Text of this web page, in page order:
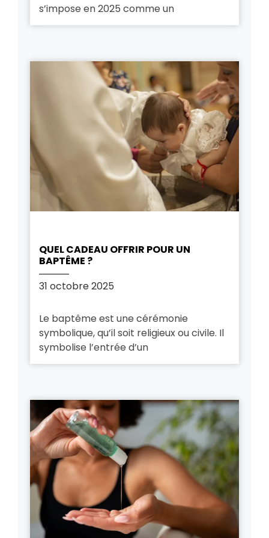
s’impose en 2025 comme un
QUEL CADEAU OFFRIR POUR UN
BAPTÊME ?
31 octobre 2025
Le baptême est une cérémonie
symbolique, qu’il soit religieux ou civile. Il
symbolise l’entrée d’un